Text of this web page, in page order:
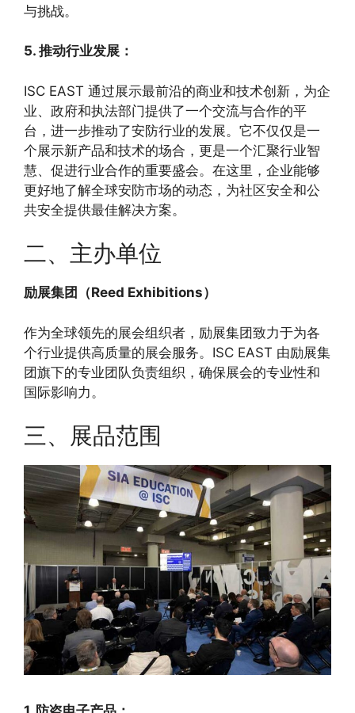
与挑战。
5. 推动行业发展：
ISC EAST 通过展示最前沿的商业和技术创新，为企
业、政府和执法部门提供了一个交流与合作的平
台，进一步推动了安防行业的发展。它不仅仅是一
个展示新产品和技术的场合，更是一个汇聚行业智
慧、促进行业合作的重要盛会。在这里，企业能够
更好地了解全球安防市场的动态，为社区安全和公
共安全提供最佳解决方案。
二、主办单位
励展集团（Reed Exhibitions）
作为全球领先的展会组织者，励展集团致力于为各
个行业提供高质量的展会服务。ISC EAST 由励展集
团旗下的专业团队负责组织，确保展会的专业性和
国际影响力。
三、展品范围